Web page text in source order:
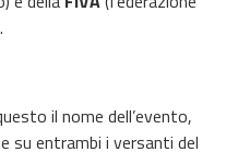
il nome dell’evento,
su entrambi i versanti del